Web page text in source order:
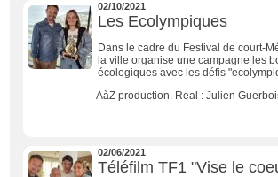
02/10/2021
Les Ecolympiques
Dans le cadre du Festival de court-
la ville organise une campagne les
écologiques avec les défis
AàZ production. Real : Julien
02/06/2021
Téléfilm TF1 "Vise le